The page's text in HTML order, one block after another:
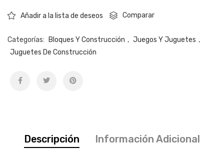
Añadir a la lista de deseos Comparar
Categorías: Bloques Y Construcción , Juegos Y Juguetes ,
Juguetes De Construcción
Descripción
Información Adicional